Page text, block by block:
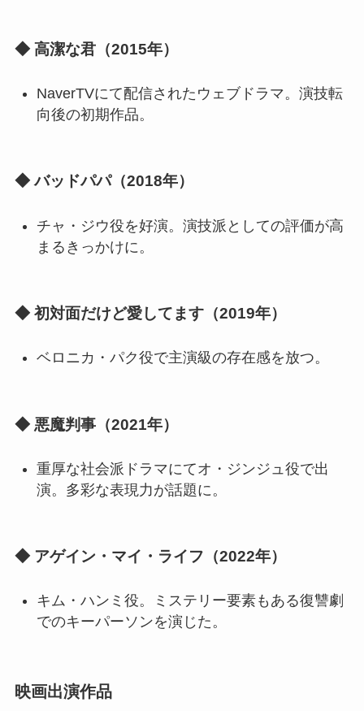
◆ 高潔な君（2015年）
NaverTVにて配信されたウェブドラマ。演技転
向後の初期作品。
◆ バッドパパ（2018年）
チャ・ジウ役を好演。演技派としての評価が高
まるきっかけに。
◆ 初対面だけど愛してます（2019年）
ベロニカ・パク役で主演級の存在感を放つ。
◆ 悪魔判事（2021年）
重厚な社会派ドラマにてオ・ジンジュ役で出
演。多彩な表現力が話題に。
◆ アゲイン・マイ・ライフ（2022年）
キム・ハンミ役。ミステリー要素もある復讐劇
でのキーパーソンを演じた。
映画出演作品